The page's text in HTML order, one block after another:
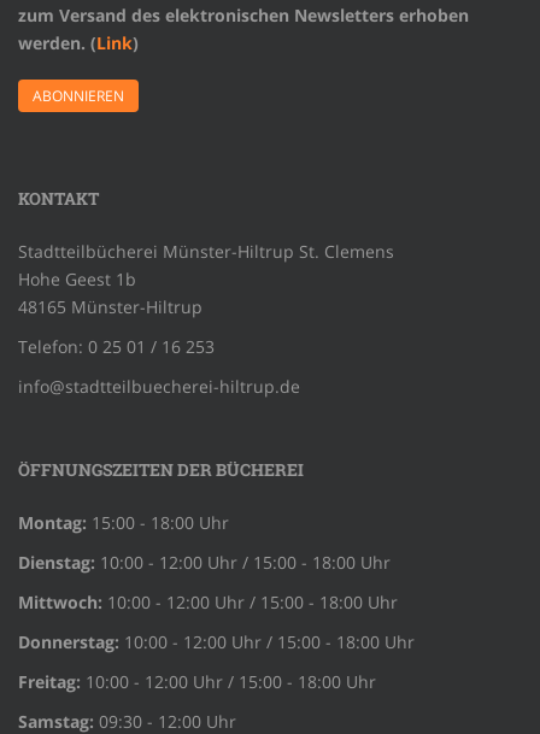
zum Versand des elektronischen Newsletters erhoben
werden. (Link)
KONTAKT
Stadtteilbücherei Münster-Hiltrup St. Clemens
Hohe Geest 1b
48165 Münster-Hiltrup
Telefon: 0 25 01 / 16 253
info@stadtteilbuecherei-hiltrup.de
ÖFFNUNGSZEITEN DER BÜCHEREI
Montag: 15:00 - 18:00 Uhr
Dienstag: 10:00 - 12:00 Uhr / 15:00 - 18:00 Uhr
Mittwoch: 10:00 - 12:00 Uhr / 15:00 - 18:00 Uhr
Donnerstag: 10:00 - 12:00 Uhr / 15:00 - 18:00 Uhr
Freitag: 10:00 - 12:00 Uhr / 15:00 - 18:00 Uhr
Samstag: 09:30 - 12:00 Uhr